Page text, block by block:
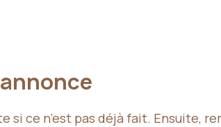
ce n’est pas déjà fait. Ensuite,